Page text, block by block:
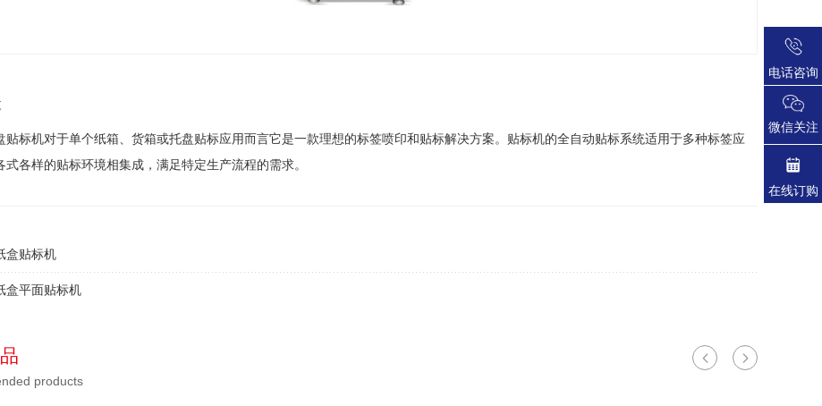
贴标机对于单个纸箱、货箱或托盘贴标应用而言它是一款理想的标签喷印和贴标解决方案。贴标机的全自动贴标系统适用于多种标签应
式各样的贴标环境相集成，满足特定生产流程的需求。
盒贴标机
盒平面贴标机
products
电话咨询
微信关注
在线订购